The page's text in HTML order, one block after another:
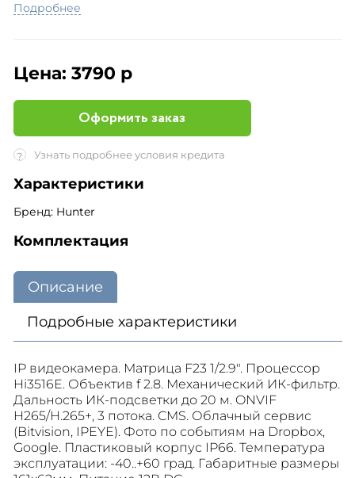
Подробнее
Цена: 3790 р
Оформить заказ
? Узнать подробнее условия кредита
Характеристики
Бренд: Hunter
Комплектация
Описание
Подробные характеристики
IP видеокамера. Матрица F23 1/2.9". Процессор
Hi3516E. Объектив f 2.8. Механический ИК-фильтр.
Дальность ИК-подсветки до 20 м. ONVIF
H265/H.265+, 3 потока. CMS. Облачный сервис
(Bitvision, IPEYE). Фото по событиям на Dropbox,
Google. Пластиковый корпус IP66. Температура
эксплуатации: -40..+60 град. Габаритные размеры